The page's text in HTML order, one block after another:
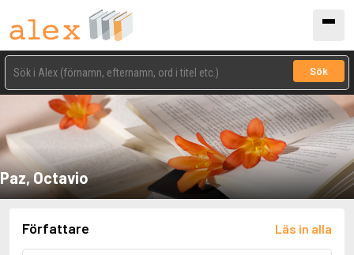
Sök
Paz, Octavio
Författare Läs in alla